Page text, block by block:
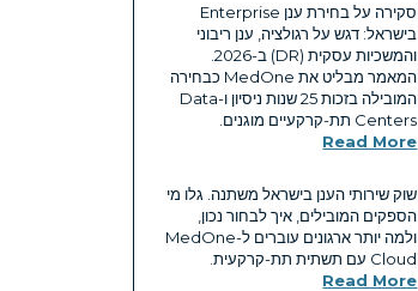
סקירה על בחירת ענן Enterprise
בישראל: דגש על רגולציה, ענן ריבוני
והמשכיות עסקית (DR) ב-2026.
המאמר מבליט את MedOne כבחירה
המובילה בזכות 25 שנות ניסיון ו-Data
Centers תת-קרקעיים מוגנים.
Read More
שוק שירותי הענן בישראל משתנה. גלו מי
הספקים המובילים, איך לבחור נכון,
ולמה יותר ארגונים עוברים ל-MedOne
Cloud עם תשתית תת-קרקעית.
Read More